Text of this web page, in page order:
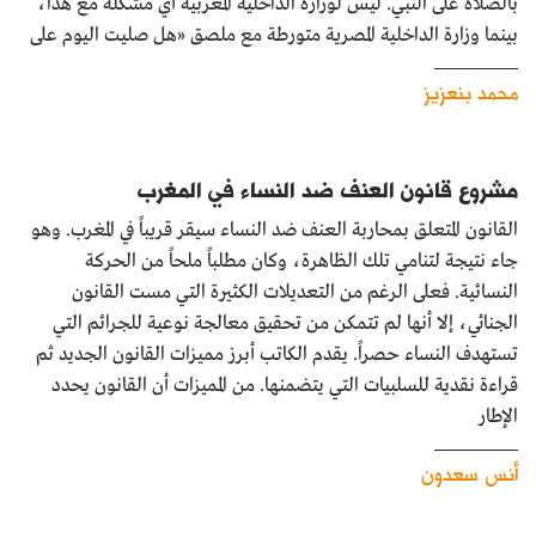
بينما وزارة الداخلية المصرية متورطة مع ملصق «هل صليت اليوم على
محمد بنعزيز
مشروع قانون العنف ضد النساء في المغرب
القانون المتعلق بمحاربة العنف ضد النساء سيقر قريباً في المغرب. وهو
جاء نتيجة لتنامي تلك الظاهرة، وكان مطلباً ملحاً من الحركة
النسائية. فعلى الرغم من التعديلات الكثيرة التي مست القانون
الجنائي، إلا أنها لم تتمكن من تحقيق معالجة نوعية للجرائم التي
تستهدف النساء حصراً. يقدم الكاتب أبرز مميزات القانون الجديد ثم
قراءة نقدية للسلبيات التي يتضمنها. من المميزات أن القانون يحدد
الإطار
أنس سعدون